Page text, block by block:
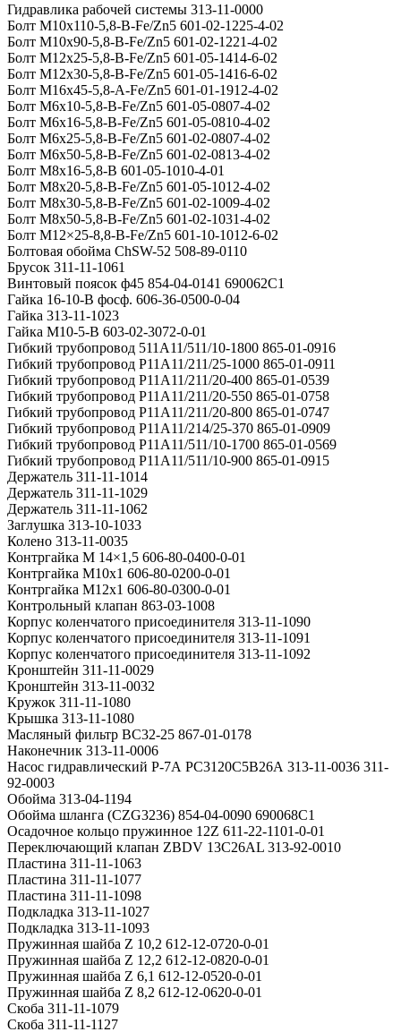
Гидравлика рабочей системы 313-11-0000
Болт M10x110-5,8-B-Fe/Zn5 601-02-1225-4-02
Болт M10x90-5,8-B-Fe/Zn5 601-02-1221-4-02
Болт M12x25-5,8-B-Fe/Zn5 601-05-1414-6-02
Болт M12x30-5,8-B-Fe/Zn5 601-05-1416-6-02
Болт M16x45-5,8-A-Fe/Zn5 601-01-1912-4-02
Болт M6x10-5,8-B-Fe/Zn5 601-05-0807-4-02
Болт M6x16-5,8-B-Fe/Zn5 601-05-0810-4-02
Болт M6x25-5,8-B-Fe/Zn5 601-02-0807-4-02
Болт M6x50-5,8-B-Fe/Zn5 601-02-0813-4-02
Болт M8x16-5,8-B 601-05-1010-4-01
Болт M8x20-5,8-B-Fe/Zn5 601-05-1012-4-02
Болт M8x30-5,8-B-Fe/Zn5 601-02-1009-4-02
Болт M8x50-5,8-B-Fe/Zn5 601-02-1031-4-02
Болт М12×25-8,8-B-Fe/Zn5 601-10-1012-6-02
Болтовая обойма ChSW-52 508-89-0110
Брусок 311-11-1061
Винтовый поясок ф45 854-04-0141 690062С1
Гайка 16-10-В фосф. 606-36-0500-0-04
Гайка 313-11-1023
Гайка M10-5-B 603-02-3072-0-01
Гибкий трубопровод 511А11/511/10-1800 865-01-0916
Гибкий трубопровод P11A11/211/25-1000 865-01-0911
Гибкий трубопровод Р11А11/211/20-400 865-01-0539
Гибкий трубопровод Р11А11/211/20-550 865-01-0758
Гибкий трубопровод Р11А11/211/20-800 865-01-0747
Гибкий трубопровод Р11А11/214/25-370 865-01-0909
Гибкий трубопровод Р11А11/511/10-1700 865-01-0569
Гибкий трубопровод Р11А11/511/10-900 865-01-0915
Держатель 311-11-1014
Держатель 311-11-1029
Держатель 311-11-1062
Заглушка 313-10-1033
Колено 313-11-0035
Контргайка M 14×1,5 606-80-0400-0-01
Контргайка M10x1 606-80-0200-0-01
Контргайка M12x1 606-80-0300-0-01
Контрольный клапан 863-03-1008
Корпус коленчатого присоединителя 313-11-1090
Корпус коленчатого присоединителя 313-11-1091
Корпус коленчатого присоединителя 313-11-1092
Кронштейн 311-11-0029
Кронштейн 313-11-0032
Кружок 311-11-1080
Крышка 313-11-1080
Масляный фильтр ВС32-25 867-01-0178
Наконечник 313-11-0006
Насос гидравлический Р-7А РС3120С5В26А 313-11-0036 311-
92-0003
Обойма 313-04-1194
Обойма шланга (CZG3236) 854-04-0090 690068С1
Осадочное кольцо пружинное 12Z 611-22-1101-0-01
Переключающий клапан ZBDV 13C26AL 313-92-0010
Пластина 311-11-1063
Пластина 311-11-1077
Пластина 311-11-1098
Подкладка 313-11-1027
Подкладка 313-11-1093
Пружинная шайба Z 10,2 612-12-0720-0-01
Пружинная шайба Z 12,2 612-12-0820-0-01
Пружинная шайба Z 6,1 612-12-0520-0-01
Пружинная шайба Z 8,2 612-12-0620-0-01
Скоба 311-11-1079
Скоба 311-11-1127